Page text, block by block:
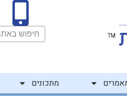
חיפוש
מתכונים